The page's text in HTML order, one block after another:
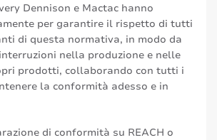
Dennison e Mactac hanno
per garantire il rispetto di tutti
di questa normativa, in modo da
nella produzione e nelle
prodotti, collaborando con tutti i
la conformità adesso e in
di conformità su REACH o